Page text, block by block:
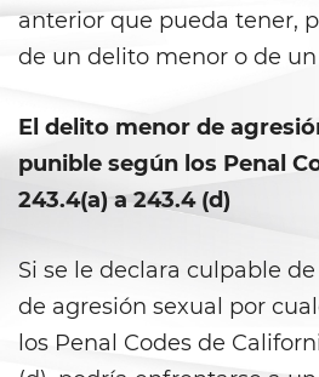
Utility Lines
Trespass
Sex Crimes
Annoying or
Under 18
anterior que pueda tener,
de un delito menor o de
El delito menor de
punible según los Penal
243.4(a) a 243.4 (d)
Si se le declara culpable
de agresión sexual por
los Penal Codes de